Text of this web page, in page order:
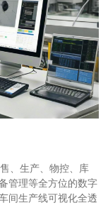
、生产、物控、库
管理等全方位的数字
间生产线可视化全透